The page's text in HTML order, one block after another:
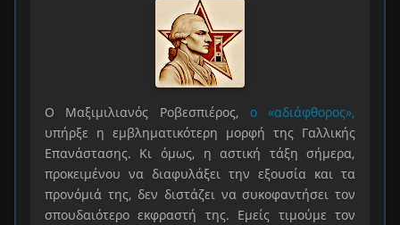
Ο Μαξιμιλιανός Ροβεσπιέρος, ο «αδιάφθορος»,
υπήρξε η εμβληματικότερη μορφή της Γαλλικής
Επανάστασης. Κι όμως, η αστική τάξη σήμερα,
προκειμένου να διαφυλάξει την εξουσία και τα
προνόμιά της, δεν διστάζει να συκοφαντήσει τον
σπουδαιότερο εκφραστή της. Εμείς τιμούμε τον